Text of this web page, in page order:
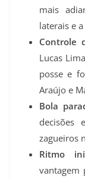
mais
laterais e
Controle
Lucas
posse e
Araújo e
Bola
decisões
zagueiros
Ritmo
vantagem